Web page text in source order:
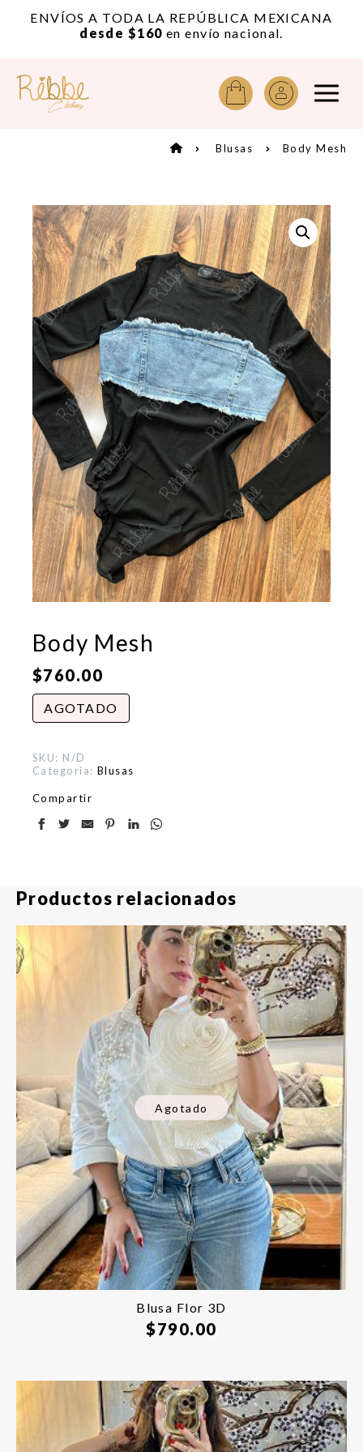
ENVÍOS A TODA LA REPÚBLICA MEXICANA
desde $160 en envío nacional.
Blusas Body Mesh
Body Mesh
$760.00
AGOTADO
SKU: N/D
Categoría: Blusas
Compartir
Productos relacionados
Agotado
Blusa Flor 3D
$790.00